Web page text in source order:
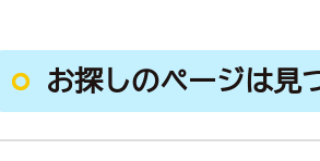
お探しのページは見